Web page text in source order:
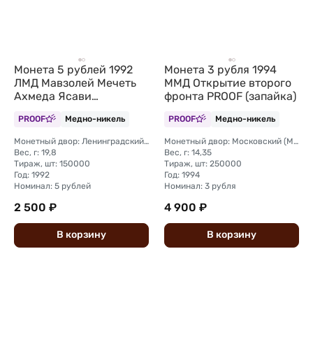
Монета 5 рублей 1992
ЛМД Мавзолей Мечеть
Ахмеда Ясави
(запайка)
PROOF Медно-никель
Монетный двор: Ленинградский (ЛМД)
Вес, г: 19,8
Тираж, шт: 150000
Год: 1992
Номинал: 5 рублей
2 500 ₽
В корзину
Монета 3 рубля 1994
ММД Открытие второго
фронта PROOF (запайка)
PROOF Медно-никель
Монетный двор: Московский (ММД)
Вес, г: 14,35
Тираж, шт: 250000
Год: 1994
Номинал: 3 рубля
4 900 ₽
В корзину